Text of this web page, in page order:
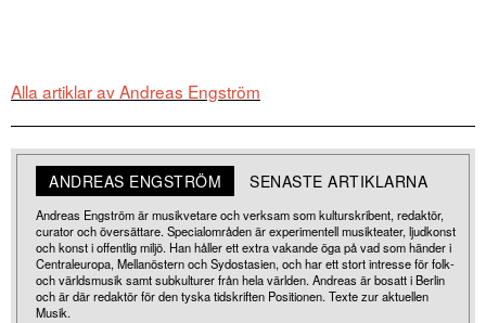
Alla artiklar av Andreas Engström
ANDREAS ENGSTRÖM SENASTE ARTIKLARNA
Andreas Engström är musikvetare och verksam som kulturskribent, redaktör,
curator och översättare. Specialområden är experimentell musikteater, ljudkonst
och konst i offentlig miljö. Han håller ett extra vakande öga på vad som händer i
Centraleuropa, Mellanöstern och Sydostasien, och har ett stort intresse för folk-
och världsmusik samt subkulturer från hela världen. Andreas är bosatt i Berlin
och är där redaktör för den tyska tidskriften Positionen. Texte zur aktuellen
Musik.